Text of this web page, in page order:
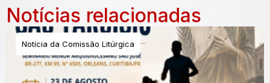
Notícias relacionadas
Notícia da Comissão Litúrgica